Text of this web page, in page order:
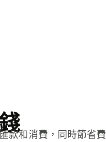
款和消費，同時節省費